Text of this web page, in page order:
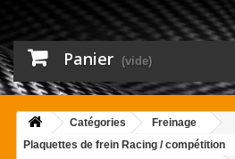
Panier (vide)
Catégories
Freinage
Plaquettes de frein Racing / compétition